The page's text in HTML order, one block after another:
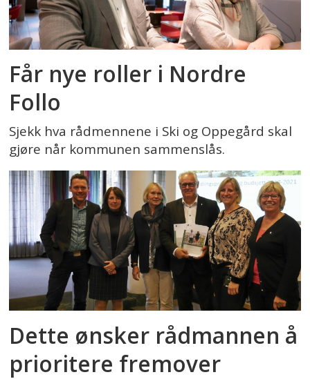
Får nye roller i Nordre
Follo
Sjekk hva rådmennene i Ski og Oppegård skal
gjøre når kommunen sammenslås.
Dette ønsker rådmannen å
prioritere fremover